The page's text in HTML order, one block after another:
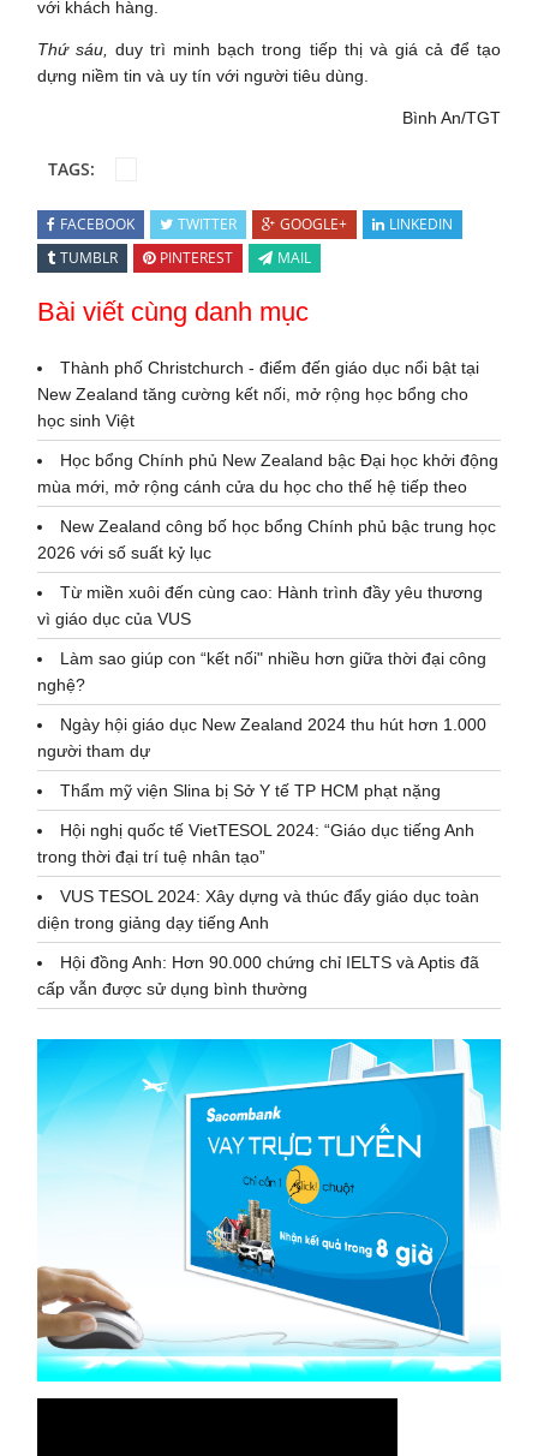
với khách hàng.
Thứ sáu,
duy trì minh bạch trong tiếp thị và giá cả để tạo
dựng niềm tin và uy tín với người tiêu dùng.
Bình An/TGT
TAGS:
FACEBOOK TWITTER GOOGLE+
LINKEDIN
TUMBLR
PINTEREST MAIL
Bài viết cùng danh mục
Thành phố Christchurch - điểm đến giáo dục nổi bật tại
New Zealand tăng cường kết nối, mở rộng học bổng cho
học sinh Việt
Học bổng Chính phủ New Zealand bậc Đại học khởi động
mùa mới, mở rộng cánh cửa du học cho thế hệ tiếp theo
New Zealand công bố học bổng Chính phủ bậc trung học
2026 với số suất kỷ lục
Từ miền xuôi đến cùng cao: Hành trình đầy yêu thương
vì giáo dục của VUS
Làm sao giúp con “kết nối" nhiều hơn giữa thời đại công
nghệ?
Ngày hội giáo dục New Zealand 2024 thu hút hơn 1.000
người tham dự
Thẩm mỹ viện Slina bị Sở Y tế TP HCM phạt nặng
Hội nghị quốc tế VietTESOL 2024: “Giáo dục tiếng Anh
trong thời đại trí tuệ nhân tạo”
VUS TESOL 2024: Xây dựng và thúc đẩy giáo dục toàn
diện trong giảng dạy tiếng Anh
Hội đồng Anh: Hơn 90.000 chứng chỉ IELTS và Aptis đã
cấp vẫn được sử dụng bình thường